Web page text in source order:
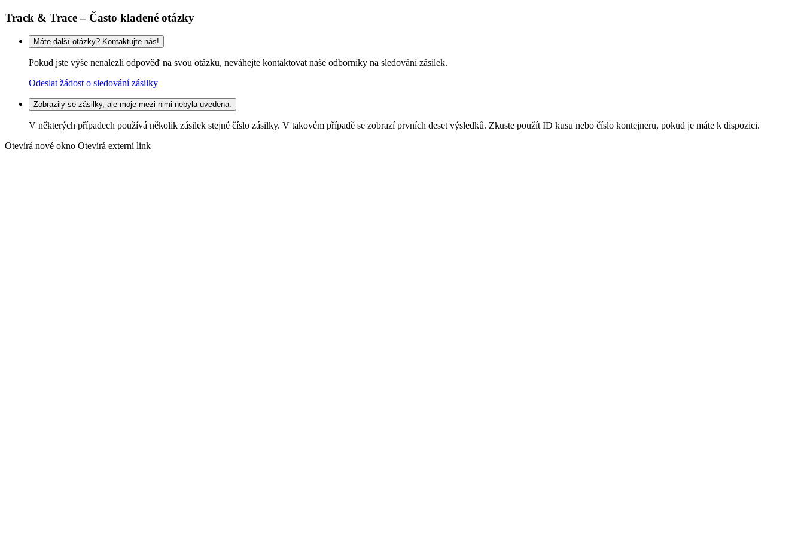
Track & Trace – Často kladené otázky
Máte další otázky? Kontaktujte nás!
Pokud jste výše nenalezli odpověď na svou otázku, neváhejte kontaktovat naše odborníky na sledování zásilek.
Odeslat žádost o sledování zásilky
Zobrazily se zásilky, ale moje mezi nimi nebyla uvedena.
V některých případech používá několik zásilek stejné číslo zásilky. V takovém případě se zobrazí prvních deset výsledků. Zkuste použít ID kusu nebo číslo kontejneru, pokud je máte k dispozici.
Otevírá nové okno Otevírá externí link